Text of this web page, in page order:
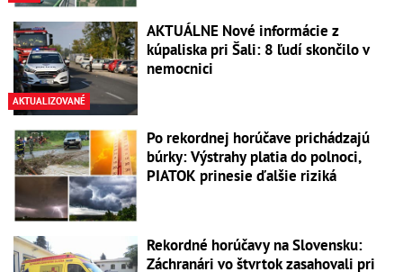
AKTUALIZOVANÉ
AKTUÁLNE Nové informácie z
kúpaliska pri Šali: 8 ľudí skončilo v
nemocnici
Po rekordnej horúčave prichádzajú
búrky: Výstrahy platia do polnoci,
PIATOK prinesie ďalšie riziká
Rekordné horúčavy na Slovensku:
Záchranári vo štvrtok zasahovali pri